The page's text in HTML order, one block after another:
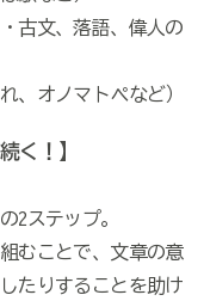
古文、落語、偉人の
、オノマトペなど）
く！】
2ステップ。
むことで、文章の意
たりすることを助け